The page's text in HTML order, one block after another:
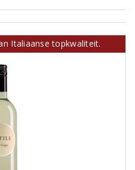
Italiaanse topkwaliteit.